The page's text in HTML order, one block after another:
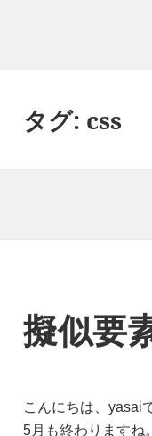
タグ: css
擬似要
こんにちは、yasai
5月も終わりますね